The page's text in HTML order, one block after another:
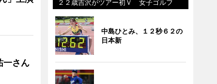
一さん
２２歳吉沢がツアー初Ｖ 女子ゴルフ
中島ひとみ、１２秒６２の
日本新